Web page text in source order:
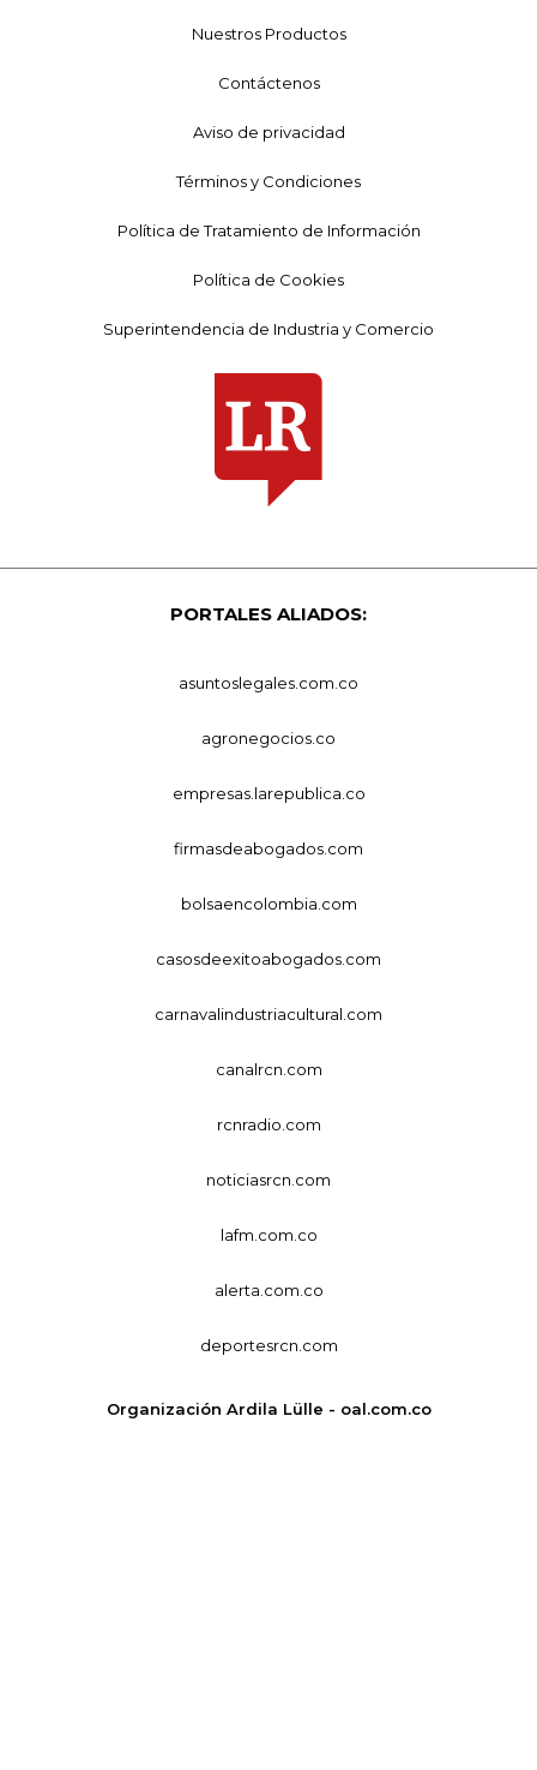
Nuestros Productos
Contáctenos
Aviso de privacidad
Términos y Condiciones
Política de Tratamiento de Información
Política de Cookies
Superintendencia de Industria y Comercio
PORTALES ALIADOS:
asuntoslegales.com.co
agronegocios.co
empresas.larepublica.co
firmasdeabogados.com
bolsaencolombia.com
casosdeexitoabogados.com
carnavalindustriacultural.com
canalrcn.com
rcnradio.com
noticiasrcn.com
lafm.com.co
alerta.com.co
deportesrcn.com
Organización Ardila Lülle - oal.com.co